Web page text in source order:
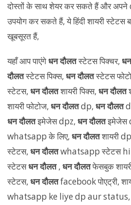
दोस्तों के साथ शेयर कर सकते हैं और
उपयोग कर सकते हैं, ये हिंदी शायरी स्टेटस
खूबसूरत हैं,
यहाँ आप पाएंगेधन दौलतस्टेटस पिक्चर,
दौलतस्टेटस पिक्स, धन दौलतस्टेटस
स्टेटस, धन दौलतशायरी पिक्स, धन दौलत
शायरी फोटोज, धन दौलतdp, धन दौलत
धन दौलतइमेजेस dpz, धन दौलतइमेजेस
whatsapp के लिए, धन दौलतशायरी
स्टेटस, धन दौलतwhatsapp स्टेटस
स्टेटसधन दौलत, धन दौलतफेसबुक
स्टेटस, धन दौलतfacebook पोएट्री,
whatsapp ke liye dp aur